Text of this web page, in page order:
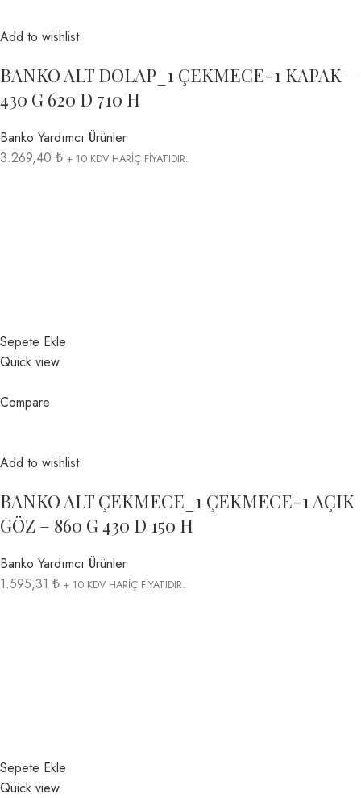
Add to wishlist
BANKO ALT DOLAP_1 ÇEKMECE-1 KAPAK –
430 G 620 D 710 H
Banko Yardımcı Ürünler
3.269,40 ₺ + 10 KDV HARİÇ FİYATIDIR.
Sepete Ekle
Quick view
Compare
Add to wishlist
BANKO ALT ÇEKMECE_1 ÇEKMECE-1 AÇIK
GÖZ – 860 G 430 D 150 H
Banko Yardımcı Ürünler
1.595,31 ₺ + 10 KDV HARİÇ FİYATIDIR.
Sepete Ekle
Quick view